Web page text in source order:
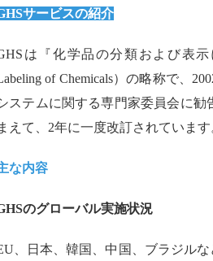
サービスの紹介
は『化学品の分類および表
of Chemicals）の略称で、
ステムに関する専門家委員会に勧
えて、 2年に一度改訂されています
な内容
のグローバル実施状況
、日本、韓国、中国、ブラジル